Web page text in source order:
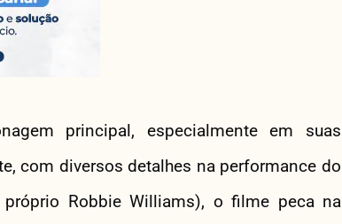
principal, especialmente em suas
com diversos detalhes na performance do
Robbie Williams), o filme peca na